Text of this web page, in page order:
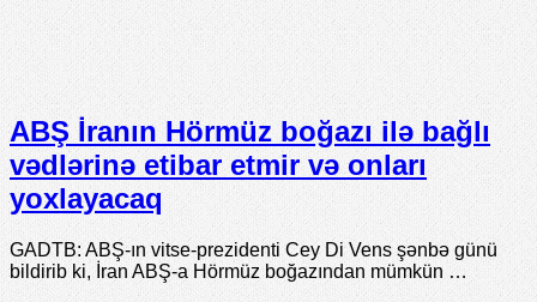
ABŞ İranın Hörmüz boğazı ilə bağlı
vədlərinə etibar etmir və onları
yoxlayacaq
GADTB: ABŞ-ın vitse-prezidenti Cey Di Vens şənbə günü
bildirib ki, İran ABŞ-a Hörmüz boğazından mümkün …